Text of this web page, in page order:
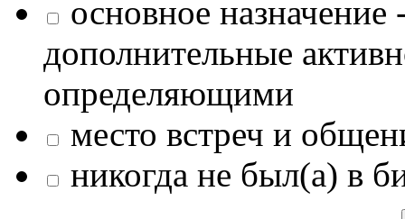
основное назначение
дополнительные
определяющими
место встреч и
никогда не был(а) в